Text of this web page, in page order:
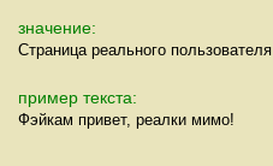
значение:
Страница реального
пример текста:
Фэйкам привет, реалки мимо!